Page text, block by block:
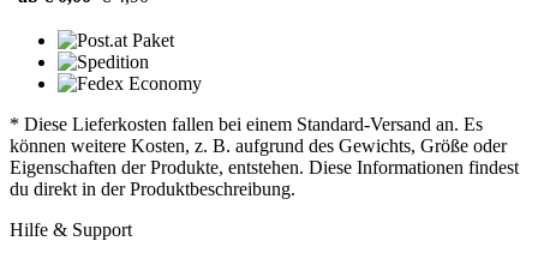
* Diese Lieferkosten fallen bei einem Standard-Versand an. Es
können weitere Kosten, z. B. aufgrund des Gewichts, Größe oder
Eigenschaften der Produkte, entstehen. Diese Informationen findest
du direkt in der Produktbeschreibung.
Hilfe & Support